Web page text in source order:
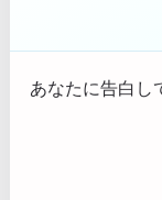
あなたに告白し